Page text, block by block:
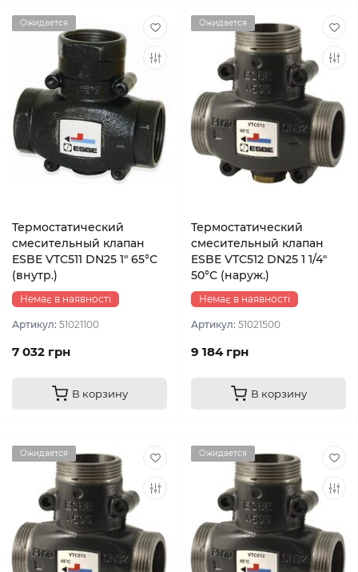
Ожидается
Термостатический
смесительный клапан
ESBE VTC511 DN25 1″ 65°С
(внутр.)
Немає в наявності
Артикул: 51021100
7 032 грн
В корзину
Ожидается
Термостатический
смесительный клапан
ESBE VTC512 DN25 1 1/4″
50°С (наруж.)
Немає в наявності
Артикул: 51021500
9 184 грн
В корзину
Ожидается Ожидается